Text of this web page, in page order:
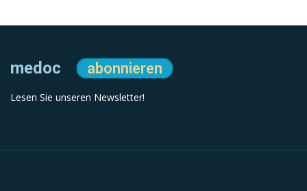
medoc abonnieren
Lesen Sie unseren Newsletter!